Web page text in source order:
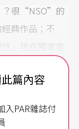
很“NSO”的
典作品；不
」地在國家音
典製作！
篇內容
入PAR雜誌付